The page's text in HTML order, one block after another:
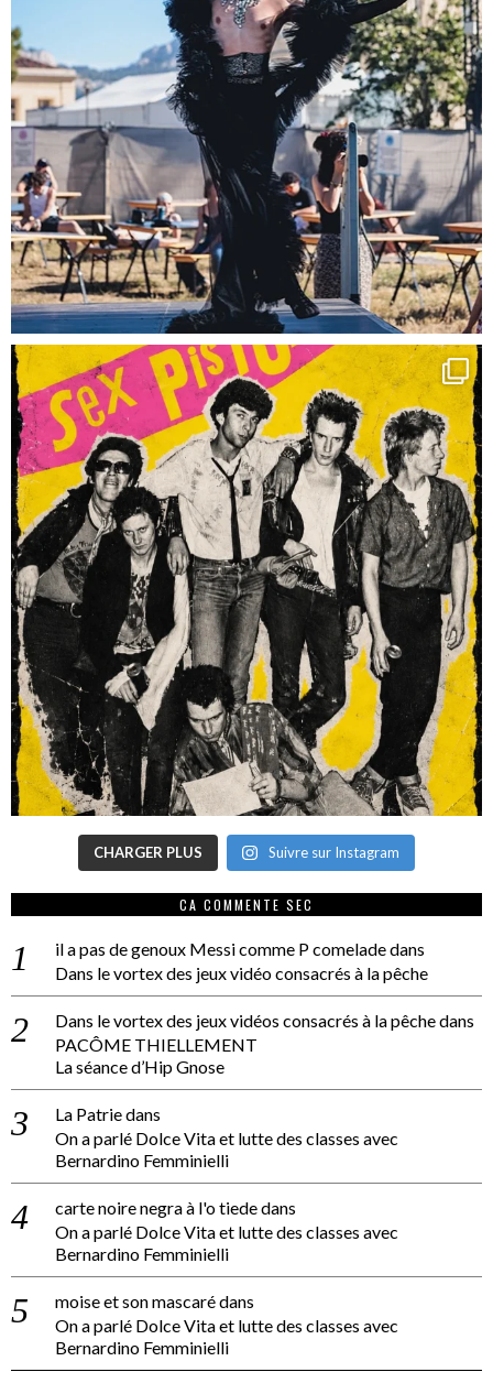
CHARGER PLUS Suivre sur Instagram
CA COMMENTE SEC
il a pas de genoux Messi comme P comeladedans
Dans le vortex des jeux vidéo consacrés à la pêche
Dans le vortex des jeux vidéos consacrés à la pêchedans
PACÔME THIELLEMENT
La séance d’Hip Gnose
La Patriedans
On a parlé Dolce Vita et lutte des classes avec
Bernardino Femminielli
carte noire negra à l'o tiededans
On a parlé Dolce Vita et lutte des classes avec
Bernardino Femminielli
moise et son mascarédans
On a parlé Dolce Vita et lutte des classes avec
Bernardino Femminielli